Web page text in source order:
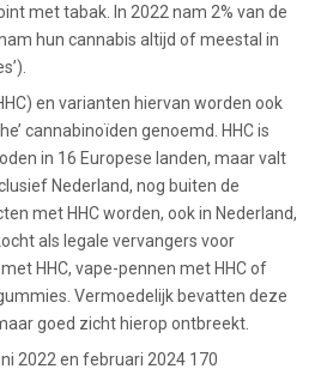
met tabak. In 2022 nam 2% van de
hun cannabis altijd of meestal in
en varianten hiervan worden ook
cannabinoïden genoemd. HHC is
in 16 Europese landen, maar valt
Nederland, nog buiten de
met HHC worden, ook in Nederland,
als legale vervangers voor
HHC, vape-pennen met HHC of
Vermoedelijk bevatten deze
goed zicht hierop ontbreekt.
2022 en februari 2024 170